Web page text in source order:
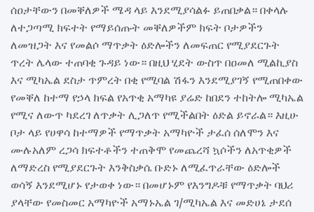
ሰዐታቸውን በመቐለዎች ሜዳ ላይ እንደሚያሳልፉ ይጠበቃል። በቀላሉ
ለተጋጣሚ ክፍተት የማይሰጡት መቐለዎችም ክፍት ቦታዎችን
ለመዝጋት እና የመልሶ ማጥቃት ዕድሎችን ለመፍጠር የሚያደርጉት
ጥረት ሌላው ተጠባቂ ጉዳይ ነው። በዚህ ሂደት ውስጥ በዐመለ ሚልኪያስ
እና ሚካኤል ደስታ ጥምረት በቂ የሚባል ሽፋን እንደሚያገኝ የሚጠበቀው
የመቐለ ከተማ የኃላ ክፍል የአጥቂ አማካዩ ያሬድ ከበደን ተከትሎ ሚካኤል
የሚና ለውጥ ካደረገ ለጥቃት ሊጋለጥ የሚችልበት ዕድል ይኖራል። እዚሁ
ቦታ ላይ የሀዋሳ ከተማዎች የማጥቃት አማካዮች ታፈሰ ሰለሞን እና
ሙሉአለም ረጋሳ ክፍተቶችን ተጠቅሞ የመጨረሻ ኳሶችን ለአጥቂዎች
ለማድረስ የሚያደርጉት እንቅስቃሴ ቡድኑ ለሚፈጥራቸው ዕድሎች
ወሳኝ እንደሚሆኑ የታወቀ ነው። በመሆኑም የእንግዶቹ የማጥቃት ባህሪ
ያላቸው የመስመር አማካዮች አማኑኤል ገ/ሚካኤል እና መድሀኔ ታደሰ